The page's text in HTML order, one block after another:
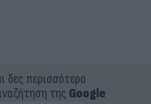
δες περισσότερο
της Google